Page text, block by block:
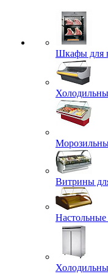
Шкафы для
Витрины